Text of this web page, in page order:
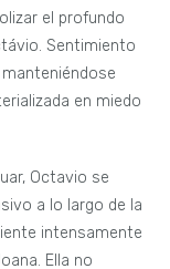
Claudio
Spinoza, Dios no
entre
visión se desliga
Así, para
puede
en laÉtica, fue: